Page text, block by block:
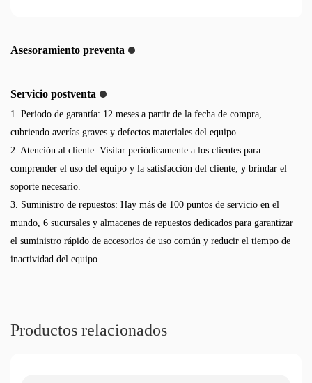
Asesoramiento preventa
Servicio postventa
1. Periodo de garantía: 12 meses a partir de la fecha de compra,
cubriendo averías graves y defectos materiales del equipo.
2. Atención al cliente: Visitar periódicamente a los clientes para
comprender el uso del equipo y la satisfacción del cliente, y brindar el
soporte necesario.
3. Suministro de repuestos: Hay más de 100 puntos de servicio en el
mundo, 6 sucursales y almacenes de repuestos dedicados para garantizar
el suministro rápido de accesorios de uso común y reducir el tiempo de
inactividad del equipo.
Productos relacionados